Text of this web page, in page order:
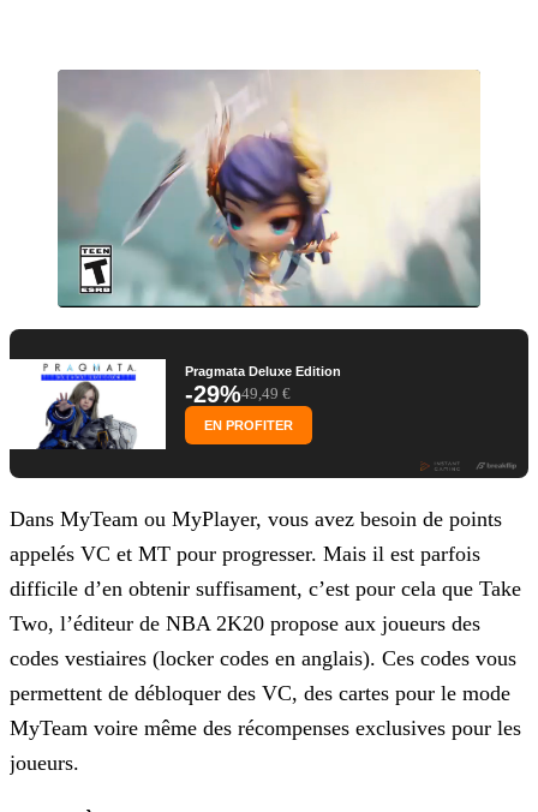
Pragmata Deluxe Edition
-29%49,49 €
EN PROFITER
Dans MyTeam ou MyPlayer, vous avez besoin de points
appelés VC et MT pour progresser. Mais il est parfois
difficile d’en obtenir suffisament, c’est pour cela que Take
Two, l’éditeur de NBA 2K20 propose aux joueurs des
codes vestiaires (locker codes en anglais). Ces codes vous
permettent de débloquer des VC, des cartes pour le mode
MyTeam voire même des récompenses exclusives pour les
joueurs.